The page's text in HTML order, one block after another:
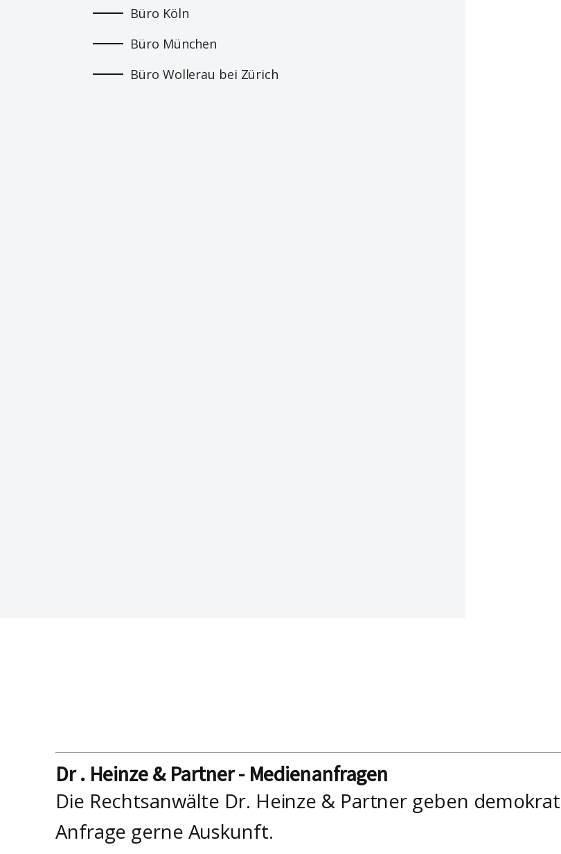
Büro Köln
Büro München
Büro Wollerau bei Zürich
Dr . Heinze & Partner - Medienanfragen
Die Rechtsanwälte Dr. Heinze & Partner geben
Anfrage gerne Auskunft.